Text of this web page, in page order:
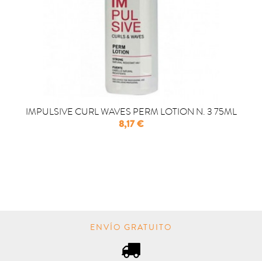
IMPULSIVE CURL WAVES PERM LOTION N. 3 75ML
Precio
8,17 €
ENVÍO GRATUITO